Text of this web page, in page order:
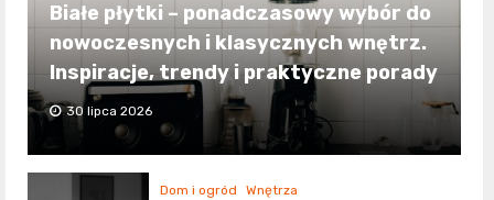
Białe płytki – ponadczasowy wybór do
nowoczesnych i klasycznych wnętrz.
Inspiracje, trendy i praktyczne porady
30 lipca 2026
Dom i ogród Wnętrza